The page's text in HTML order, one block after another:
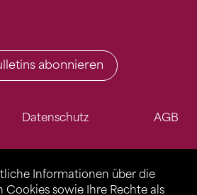
Informationen über die
Cookies sowie Ihre Rechte als
abonnieren
Datenschutz AGB